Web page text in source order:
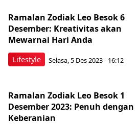
Lifestyle
Ramalan Zodiak Leo Besok 6
Desember: Kreativitas akan
Mewarnai Hari Anda
Selasa, 5 Des 2023 - 16:12
Ramalan Zodiak Leo Besok 1
Desember 2023: Penuh dengan
Keberanian